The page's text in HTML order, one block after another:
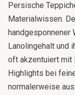
Persische
Materialwissen.
handgesponnener
Lanolingehalt und
oft akzentuiert mit
Highlights bei
normalerweise